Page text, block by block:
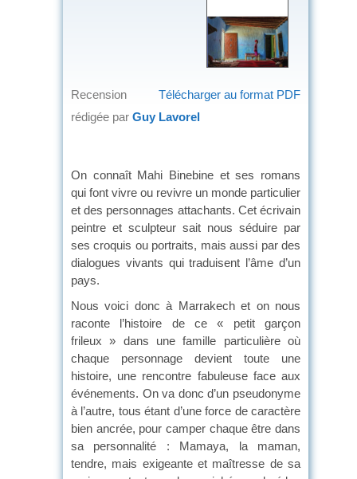
Télécharger au format PDF
Recension
rédigée par Guy Lavorel
On connaît Mahi Binebine et ses romans
qui font vivre ou revivre un monde particulier
et des personnages attachants. Cet écrivain
peintre et sculpteur sait nous séduire par
ses croquis ou portraits, mais aussi par des
dialogues vivants qui traduisent l’âme d’un
pays.
Nous voici donc à Marrakech et on nous
raconte l’histoire de ce « petit garçon
frileux » dans une famille particulière où
chaque personnage devient toute une
histoire, une rencontre fabuleuse face aux
événements. On va donc d’un pseudonyme
à l’autre, tous étant d’une force de caractère
bien ancrée, pour camper chaque être dans
sa personnalité : Mamaya, la maman,
tendre, mais exigeante et maîtresse de sa